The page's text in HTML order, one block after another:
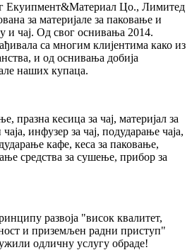
Екуипмент&Материал Цо., Лимитед
за материјале за паковање и
и чај. Од свог оснивања 2014.
са многим клијентима како из
и од оснивања добија
наших купаца.
празна кесица за чај, материјал за
инфузер за чај, подударање чаја,
кафе, кеса за паковање,
средства за сушење, прибор за
развоја "висок квалитет,
и приземљен радни приступ"
одличну услугу обраде!